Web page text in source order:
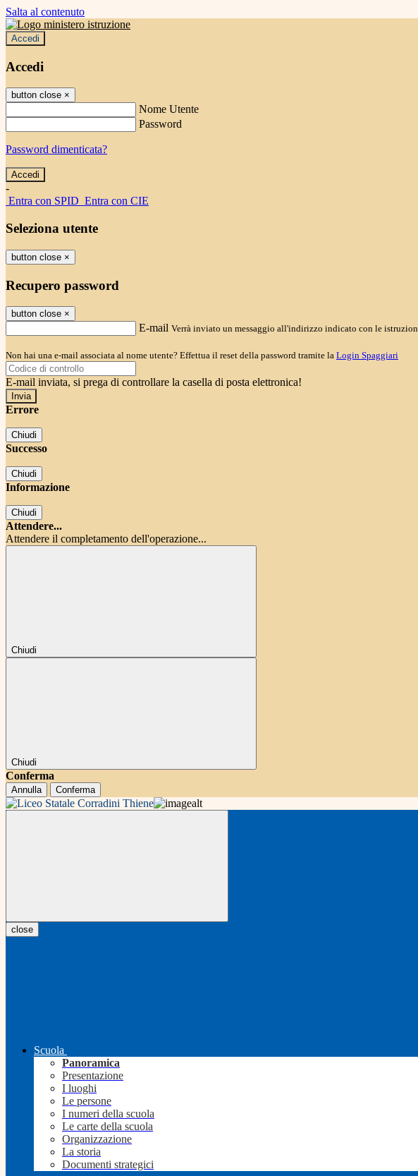
Salta al contenuto
Accedi
Accedi
button close ×
Nome Utente
Password
Password dimenticata?
-
Entra con SPID Entra con CIE
Seleziona utente
button close ×
Recupero password
button close ×
E-mail Verrà inviato un messaggio all'indirizzo indicato con le
Non hai una e-mail associata al nome utente? Effettua il reset della password tramite la Login Spaggiari
E-mail inviata, si prega di controllare la casella di posta elettronica!
Errore
Chiudi
Successo
Chiudi
Informazione
Chiudi
Attendere...
Attendere il completamento dell'operazione...
Chiudi
Chiudi
Conferma
Annulla Conferma
close
Scuola
Panoramica
Presentazione
I luoghi
Le persone
I numeri della scuola
Le carte della scuola
Organizzazione
La storia
Documenti strategici